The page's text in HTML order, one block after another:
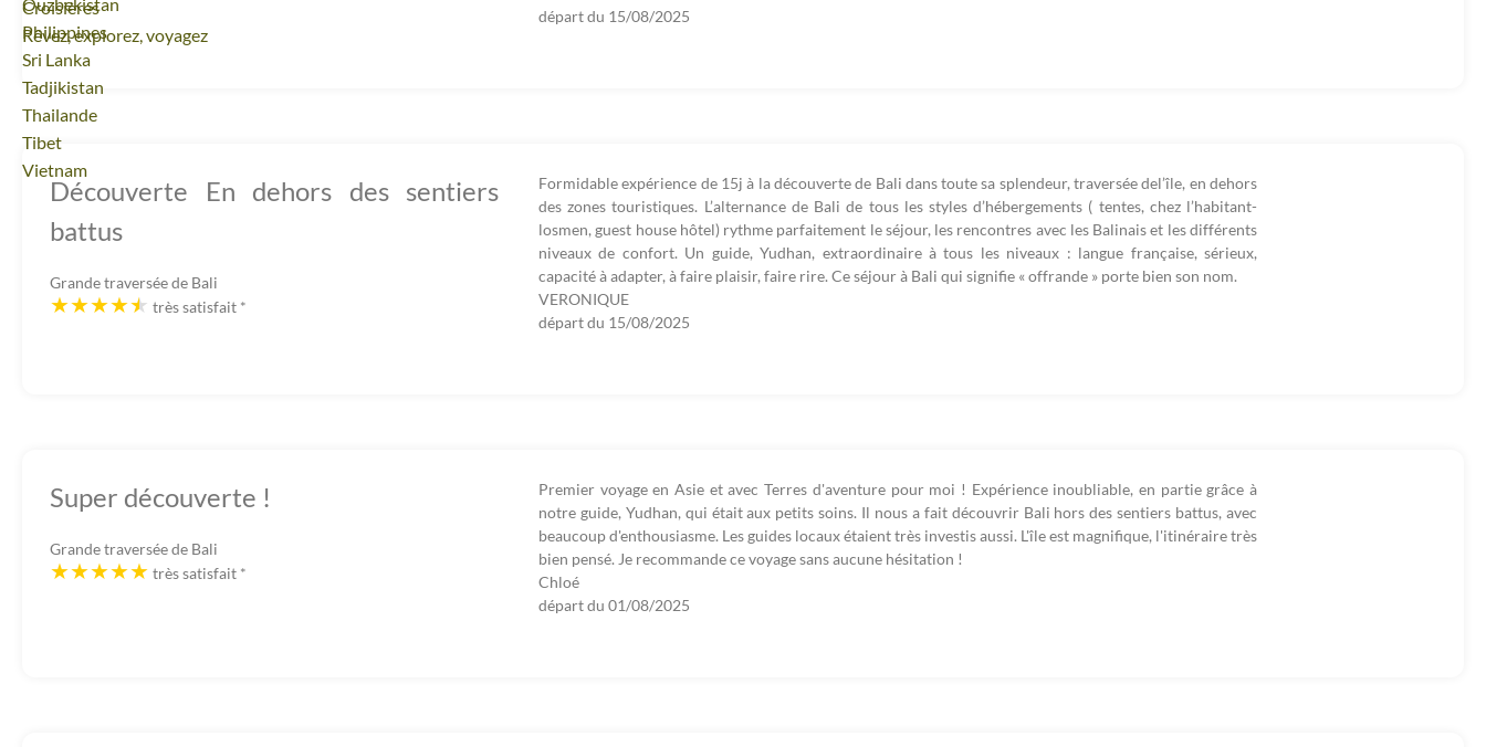
Voyage
Ouzbekistan
Voyage
Philippines
Voyage
Sri Lanka
Voyage
Tadjikistan
Voyage
Thailande
Voyage
Tibet
Voyage
Vietnam
Croisières
Rêvez, explorez, voyagez
départ du 15/08/2025
Découverte En dehors des sentiers
battus
Grande traversée de Bali
très satisfait *
Formidable expérience de 15j à la découverte de Bali dans toute sa splendeur, traversée del’île, en dehors
des zones touristiques. L’alternance de Bali de tous les styles d’hébergements ( tentes, chez l’habitant-
losmen, guest house hôtel) rythme parfaitement le séjour, les rencontres avec les Balinais et les différents
niveaux de confort. Un guide, Yudhan, extraordinaire à tous les niveaux : langue française, sérieux,
capacité à adapter, à faire plaisir, faire rire. Ce séjour à Bali qui signifie « offrande » porte bien son nom.
VERONIQUE
départ du 15/08/2025
Super découverte !
Grande traversée de Bali
très satisfait *
Premier voyage en Asie et avec Terres d'aventure pour moi ! Expérience inoubliable, en partie grâce à
notre guide, Yudhan, qui était aux petits soins. Il nous a fait découvrir Bali hors des sentiers battus, avec
beaucoup d'enthousiasme. Les guides locaux étaient très investis aussi. L'île est magnifique, l'itinéraire très
bien pensé. Je recommande ce voyage sans aucune hésitation !
Chloé
départ du 01/08/2025